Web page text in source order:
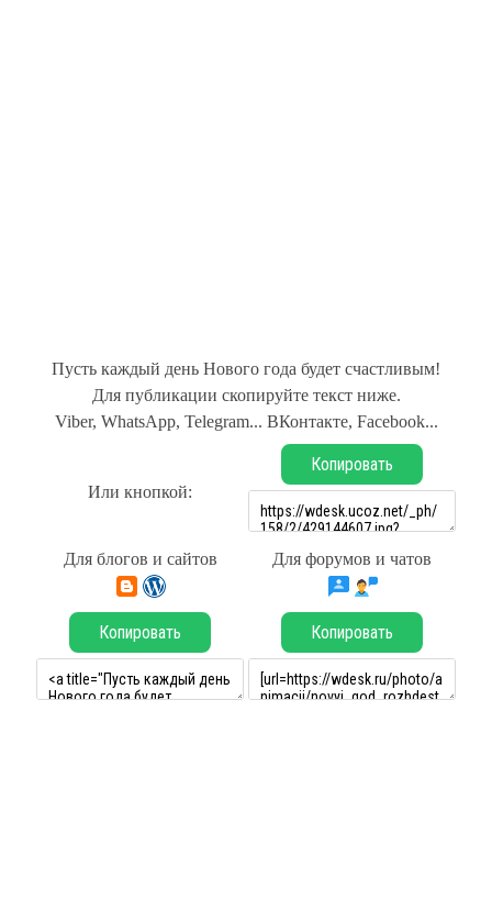
Пусть каждый день Нового года будет счастливым!
Для публикации скопируйте текст ниже.
Viber, WhatsApp, Telegram... ВКонтакте, Facebook...
Или кнопкой:
Копировать
Для блогов и сайтов Для форумов и чатов
Копировать Копировать